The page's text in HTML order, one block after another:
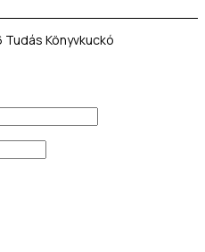
Könyvkuckó